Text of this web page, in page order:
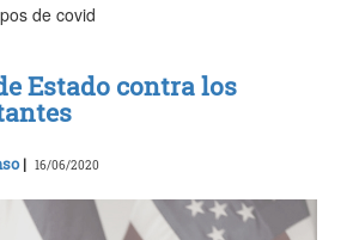
de covid
Estado contra los
| 16/06/2020